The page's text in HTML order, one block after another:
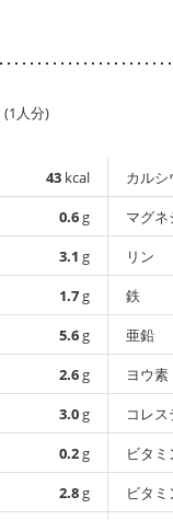
(1人分)
43 kcal
0.6g
3.1 g
1.7g
5.6g
2.6g
3.0g
0.2g
2.8g
カルシ
マグネ
リン
鉄
亜鉛
ヨウ素
コレ
ビタミ
ビタミ